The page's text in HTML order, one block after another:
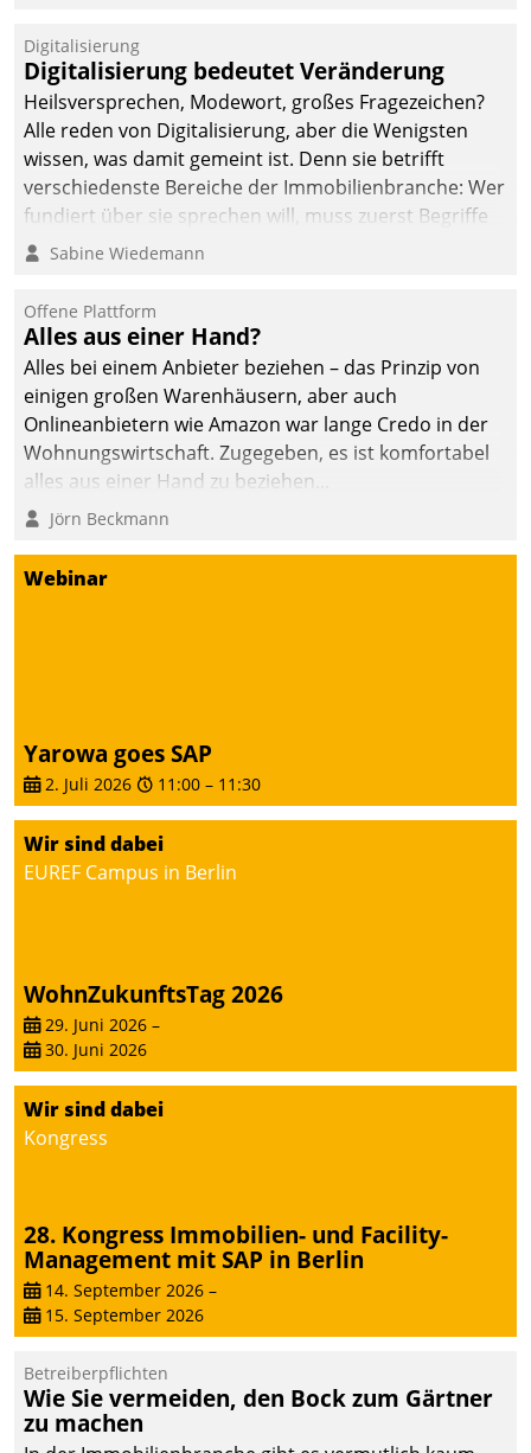
Digitalisierung
Digitalisierung bedeutet Veränderung
Heilsversprechen, Modewort, großes Fragezeichen?
Alle reden von Digitalisierung, aber die Wenigsten
wissen, was damit gemeint ist. Denn sie betrifft
verschiedenste Bereiche der Immobilienbranche: Wer
fundiert über sie sprechen will, muss zuerst Begriffe
klären. Ein Aspekt ist die betriebliche Optimierung:
Einsparungen durch optimierte und automatisierte
Prozesse. Doch man darf nicht zu viel erwarten: Allein
mit der Einführung einer neuen Software ist es nicht
getan. Die Digitalisierung erfordert von Unternehmen
die Bereitschaft, sich zu überprüfen, zu hinterfragen
und zu verändern.
Sabine Wiedemann
Offene Plattform
Alles aus einer Hand?
Alles bei einem Anbieter beziehen – das Prinzip von
einigen großen Warenhäusern, aber auch
Onlineanbietern wie Amazon war lange Credo in der
Wohnungswirtschaft. Zugegeben, es ist komfortabel
alles aus einer Hand zu beziehen...
Jörn Beckmann
Webinar
Yarowa goes SAP
2. Juli 2026 11:00 – 11:30
Wir sind dabei
EUREF Campus in Berlin
WohnZukunftsTag 2026
29. Juni 2026 –
30. Juni 2026
Wir sind dabei
Kongress
28. Kongress Immobilien- und Facility-
Management mit SAP in Berlin
14. September 2026 –
15. September 2026
Betreiberpflichten
Wie Sie vermeiden, den Bock zum Gärtner
zu machen